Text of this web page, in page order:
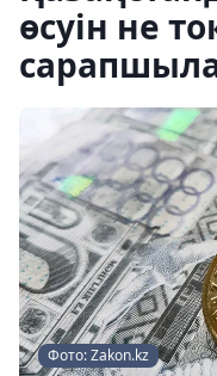
өсуін не
Фото: Zakon.kz